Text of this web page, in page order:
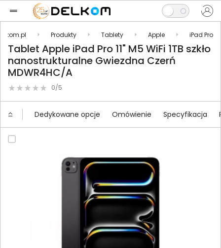
Produkty Tablety Apple iPad Pro
Tablet Apple iPad Pro 11" M5 WiFi 1TB szkło
nanostrukturalne Gwiezdna Czerń
MDWR4HC/A
0/5
Dedykowane opcje Omówienie Specyfikacja